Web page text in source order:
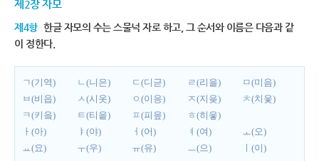
제2장 자모
제4항 한글 자모의 수는 스물넉 자로 하고, 그 순서와 이름은 다음과 같
이 정한다.
ㄱ(기역) ㄴ(니은) ㄷ(디귿) ㄹ(리을)
ㅁ(미음)
ㅂ(비읍)
ㅅ(시옷) ㅇ(이응) ㅈ(지읒)
ㅊ(치읓)
ㅋ(키읔)
ㅌ(티읕) ㅍ(피읖)
ㅎ(히읗)
ㅏ(아)
ㅑ(야) ㅓ(어) ㅕ(여)
ㅗ(오)
ㅛ(요)
ㅜ(우) ㅠ(유) ㅡ(으) ㅣ(이)